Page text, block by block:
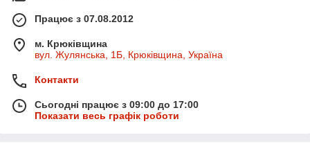
Працює з 07.08.2012
м. Крюківщина
вул. Жулянська, 1Б, Крюківщина, Україна
Контакти
Сьогодні працює з 09:00 до 17:00
Показати весь графік роботи